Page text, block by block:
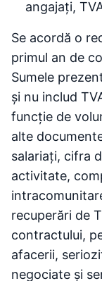
angajați,
Se acordă o
primul an de
Sumele
și nu includ
funcție de
alte
salariați, cifra
activitate,
recuperări de
contractului,
afacerii,
negociate și